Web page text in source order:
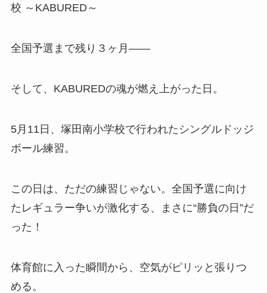
校 ～KABURED～
全国予選まで残り３ヶ月――
そして、KABUREDの魂が燃え上がった日。
5月11日、塚田南小学校で行われたシングルドッジ
ボール練習。
この日は、ただの練習じゃない。全国予選に向け
たレギュラー争いが激化する、まさに“勝負の日”だ
った！
体育館に入った瞬間から、空気がピリッと張りつ
める。